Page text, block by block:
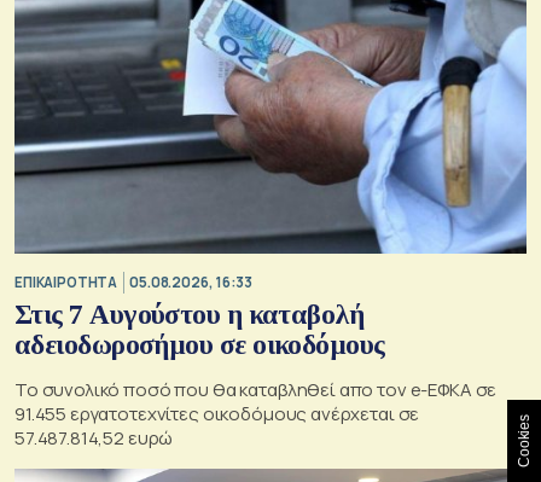
ΕΠΙΚΑΙΡΟΤΗΤΑ 05.08.2026, 16:33
Στις 7 Αυγούστου η καταβολή
αδειοδωροσήμου σε οικοδόμους
Το συνολικό ποσό που θα καταβληθεί απο τον e-ΕΦΚΑ σε
91.455 εργατοτεχνίτες οικοδόμους ανέρχεται σε
57.487.814,52 ευρώ
Cookies